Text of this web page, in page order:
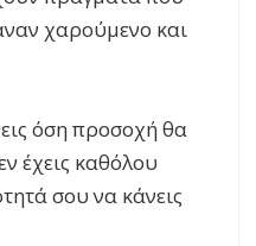
χαρούμενο και
όση προσοχή θα
έχεις καθόλου
σου να κάνεις